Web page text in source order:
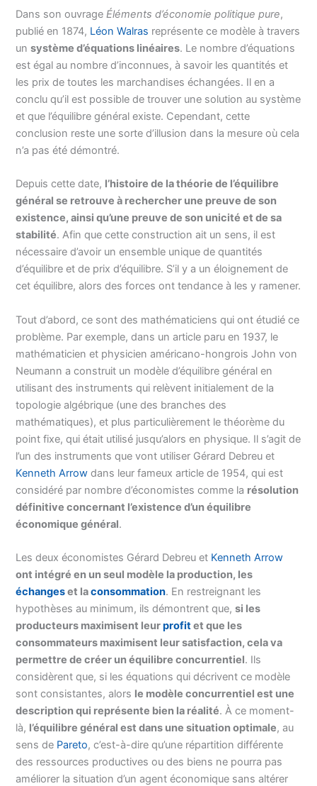
Dans son ouvrageÉléments d’économie politique pure,
publié en 1874, Léon Walras représente ce modèle à travers
unsystème d’équations linéaires. Le nombre d’équations
est égal au nombre d’inconnues, à savoir les quantités et
les prix de toutes les marchandises échangées. Il en a
conclu qu’il est possible de trouver une solution au système
et que l’équilibre général existe. Cependant, cette
conclusion reste une sorte d’illusion dans la mesure où cela
n’a pas été démontré.
Depuis cette date, l’histoire de la théorie de l’équilibre
général se retrouve à rechercher une preuve de son
existence, ainsi qu’une preuve de son unicité et de sa
stabilité. Afin que cette construction ait un sens, il est
nécessaire d’avoir un ensemble unique de quantités
d’équilibre et de prix d’équilibre. S’il y a un éloignement de
cet équilibre, alors des forces ont tendance à les y ramener.
Tout d’abord, ce sont des mathématiciens qui ont étudié ce
problème. Par exemple, dans un article paru en 1937, le
mathématicien et physicien américano-hongrois John von
Neumann a construit un modèle d’équilibre général en
utilisant des instruments qui relèvent initialement de la
topologie algébrique (une des branches des
mathématiques), et plus particulièrement le théorème du
point fixe, qui était utilisé jusqu’alors en physique. Il s’agit de
l’un des instruments que vont utiliser Gérard Debreu et
Kenneth Arrow dans leur fameux article de 1954, qui est
considéré par nombre d’économistes comme la résolution
définitive concernant l’existence d’un équilibre
économique général.
Les deux économistes Gérard Debreu et Kenneth Arrow
ont intégré en un seul modèle la production, les
échangeset laconsommation. En restreignant les
hypothèses au minimum, ils démontrent que,si les
producteurs maximisent leurprofitet que les
consommateurs maximisent leur satisfaction, cela va
permettre de créer un équilibre concurrentiel. Ils
considèrent que, si les équations qui décrivent ce modèle
sont consistantes, alors le modèle concurrentiel est une
description qui représente bien la réalité. À ce moment-
là, l’équilibre général est dans une situation optimale, au
sens de Pareto, c’est-à-dire qu’une répartition différente
des ressources productives ou des biens ne pourra pas
améliorer la situation d’un agent économique sans altérer